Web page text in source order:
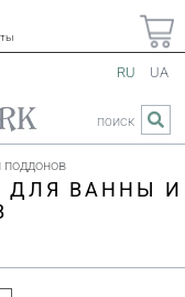
RU UA
ПОИСК
ДЛЯ ВАННЫ И